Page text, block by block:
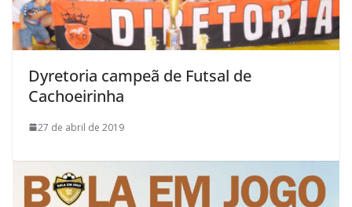
Dyretoria campeã de Futsal de
Cachoeirinha
27 de abril de 2019